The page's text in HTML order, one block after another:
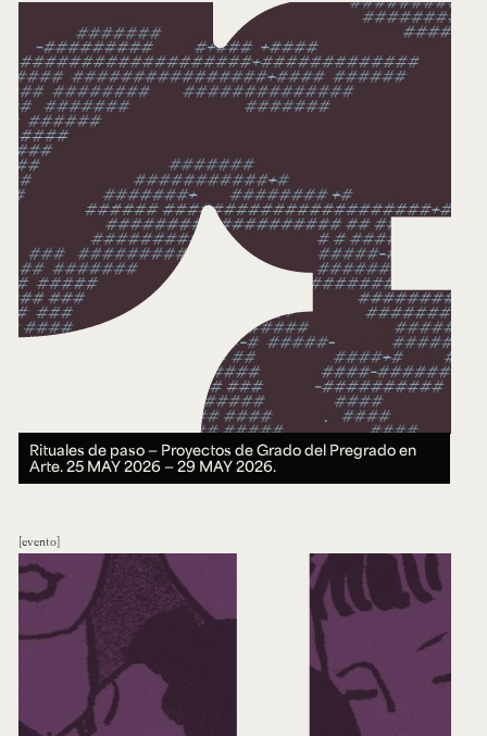
Rituales de paso — Proyectos de Grado del Pregrado en
Arte.25 MAY 2026 ― 29 MAY 2026.
evento